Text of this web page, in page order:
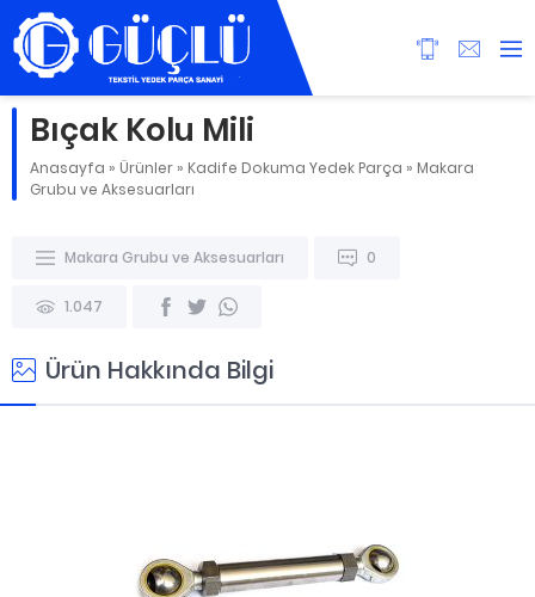
Bıçak Kolu Mili
Anasayfa » Ürünler » Kadife Dokuma Yedek Parça » Makara
Grubu ve Aksesuarları
Makara Grubu ve Aksesuarları 0
1.047
Ürün Hakkında Bilgi